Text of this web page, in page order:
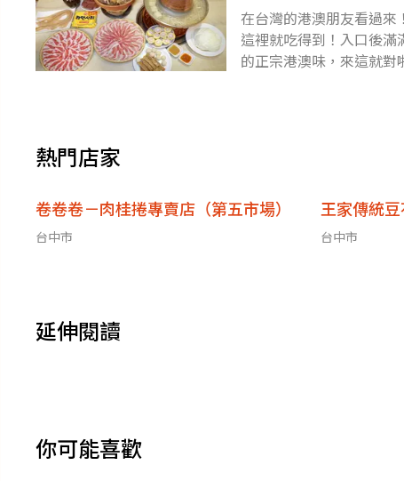
念
在台灣的港澳朋友看過來
這裡就吃得到！入口後
的正宗港澳味，來這就
熱門店家
卷卷卷－肉桂捲專賣店（第五市場）
台中市
王家傳統
台中市
延伸閱讀
你可能喜歡